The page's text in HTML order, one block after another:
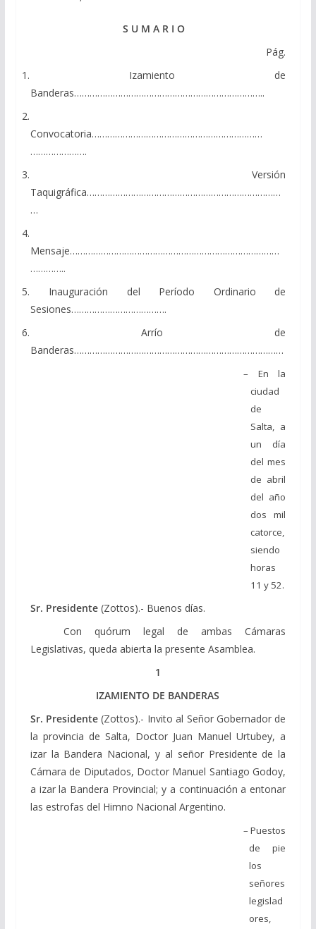
S U M A R I O
Pág.
1. Izamiento de
Banderas………………………………………………………………..
2.
Convocatoria…………………………………………………………
………………….
3. Versión
Taquigráfica…………………………………………………………………
…
4.
Mensaje………………………………………………………………………
…………..
5. Inauguración del Período Ordinario de
Sesiones……………………………….
6. Arrío de
Banderas………………………………………………………………………
– En la
ciudad
de
Salta, a
un día
del mes
de abril
del año
dos mil
catorce,
siendo
horas
11 y 52.
Sr. Presidente(Zottos).- Buenos días.
Con quórum legal de ambas Cámaras
Legislativas, queda abierta la presente Asamblea.
1
IZAMIENTO DE BANDERAS
Sr. Presidente (Zottos).- Invito al Señor Gobernador de
la provincia de Salta, Doctor Juan Manuel Urtubey, a
izar la Bandera Nacional, y al señor Presidente de la
Cámara de Diputados, Doctor Manuel Santiago Godoy,
a izar la Bandera Provincial; y a continuación a entonar
las estrofas del Himno Nacional Argentino.
– Puestos
de pie
los
señores
legislad
ores,